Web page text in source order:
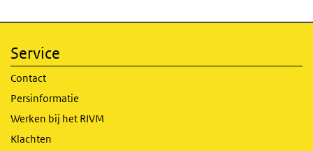
Service
Contact
Persinformatie
Werken bij het RIVM
Klachten